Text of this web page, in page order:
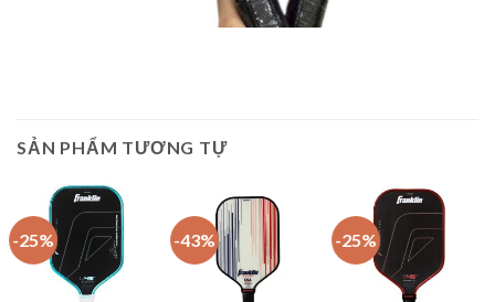
SẢN PHẨM TƯƠNG TỰ
-25% -43% -25%